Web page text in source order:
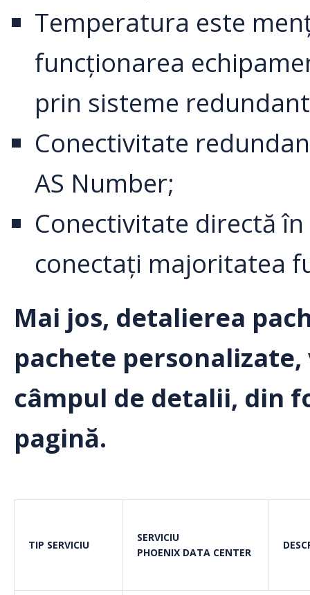
Temperatura este
funcționarea
prin sisteme
Conectivitate
AS Number;
Conectivitate directă
conectați majoritatea
Mai jos, detalierea
pachete
câmpul de detalii, din
pagină.
TIP SERVICIU
SERVICIU
PHOENIX DATA CENTER